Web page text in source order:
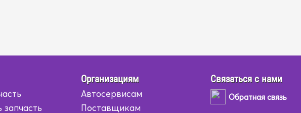
Организациям
Автосервисам
Поставщикам
Связаться с нами
Обратная связь